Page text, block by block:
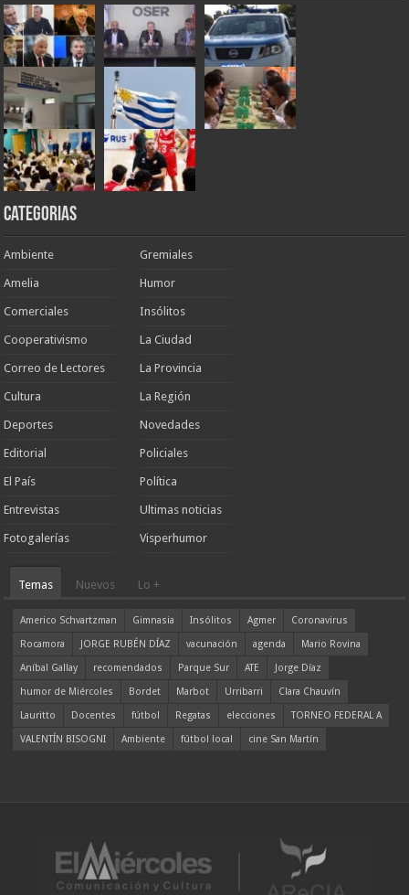
Categorias
Ambiente
Amelia
Comerciales
Cooperativismo
Correo de Lectores
Cultura
Deportes
Editorial
El País
Entrevistas
Fotogalerías
Gremiales
Humor
Insólitos
La Ciudad
La Provincia
La Región
Novedades
Policiales
Política
Ultimas noticias
Visperhumor
Temas Nuevos Lo +
Americo Schvartzman Gimnasia Insólitos Agmer
Coronavirus
Rocamora
JORGE RUBÉN DÍAZ vacunación agenda
Mario Rovina
Aníbal Gallay
recomendados Parque Sur ATE
Jorge Díaz
humor de Miércoles
Bordet Marbot Urribarri
Clara Chauvín
Lauritto
Docentes fútbol Regatas elecciones
TORNEO FEDERAL A
VALENTÍN BISOGNI
Ambiente fútbol local cine San Martín